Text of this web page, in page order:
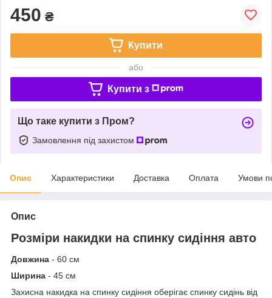
450 ₴
Купити
або
Купити з
Що таке купити з Пром?
Замовлення під захистом
Опис Характеристики Доставка Оплата Умови
Опис
Розміри накидки на спинку сидіння авто
Довжина - 60 см
Ширина - 45 см
Захисна накидка на спинку сидіння оберігає спинку сидінь від